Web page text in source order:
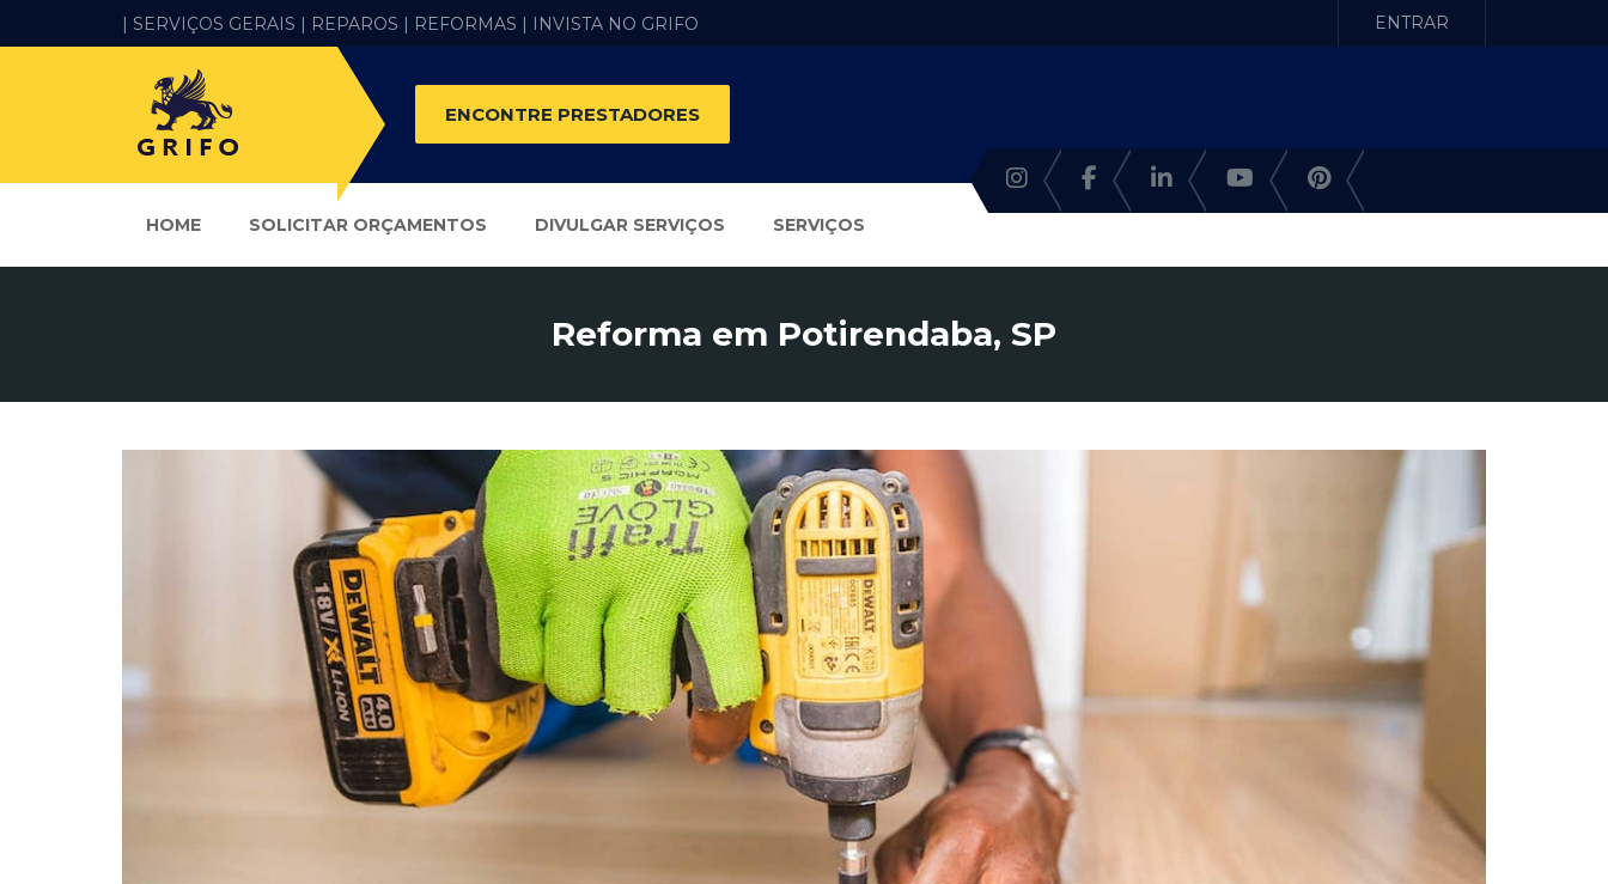
| SERVIÇOS GERAIS | REPAROS | REFORMAS | INVISTA NO GRIFO ENTRAR
ENCONTRE PRESTADORES
HOME SOLICITAR ORÇAMENTOS DIVULGAR SERVIÇOS SERVIÇOS
Reforma em Potirendaba, SP